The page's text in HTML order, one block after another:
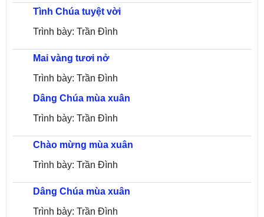
Tình Chúa tuyệt vời
Trình bày: Trần Đình
Mai vàng tươi nở
Trình bày: Trần Đình
Dâng Chúa mùa xuân
Trình bày: Trần Đình
Chào mừng mùa xuân
Trình bày: Trần Đình
Dâng Chúa mùa xuân
Trình bày: Trần Đình